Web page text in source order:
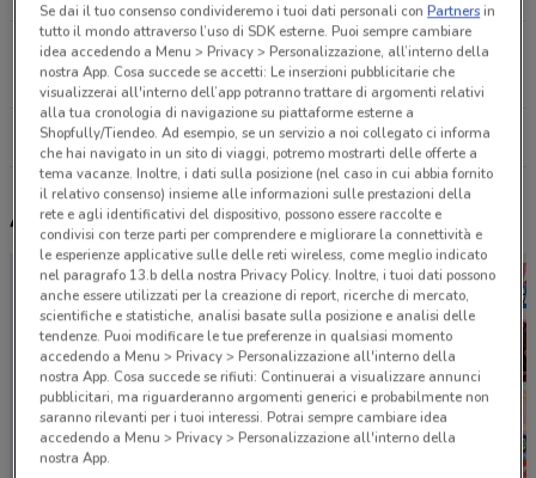
Via Bruno Buozzi, 34 A/B Fabriano
1.9 km
CHIUSO
Tutti i negozi Io Bimbo
Altri volantini nelle vicinanze
Se dai il tuo consenso condivideremo i tuoi dati personali conPartnersin
tutto il mondo attraverso l’uso di SDK esterne. Puoi sempre cambiare
idea accedendo a Menu > Privacy > Personalizzazione, all’interno della
nostra App. Cosa succede se accetti: Le inserzioni pubblicitarie che
visualizzerai all'interno dell’app potranno trattare di argomenti relativi
alla tua cronologia di navigazione su piattaforme esterne a
Shopfully/Tiendeo. Ad esempio, se un servizio a noi collegato ci informa
che hai navigato in un sito di viaggi, potremo mostrarti delle offerte a
tema vacanze. Inoltre, i dati sulla posizione (nel caso in cui abbia fornito
il relativo consenso) insieme alle informazioni sulle prestazioni della
rete e agli identificativi del dispositivo, possono essere raccolte e
condivisi con terze parti per comprendere e migliorare la connettività e
le esperienze applicative sulle delle reti wireless, come meglio indicato
nel paragrafo 13.b della nostra Privacy Policy. Inoltre, i tuoi dati possono
anche essere utilizzati per la creazione di report, ricerche di mercato,
scientifiche e statistiche, analisi basate sulla posizione e analisi delle
tendenze. Puoi modificare le tue preferenze in qualsiasi momento
accedendo a Menu > Privacy > Personalizzazione all'interno della
nostra App. Cosa succede se rifiuti: Continuerai a visualizzare annunci
pubblicitari, ma riguarderanno argomenti generici e probabilmente non
saranno rilevanti per i tuoi interessi. Potrai sempre cambiare idea
accedendo a Menu > Privacy > Personalizzazione all'interno della
nostra App.